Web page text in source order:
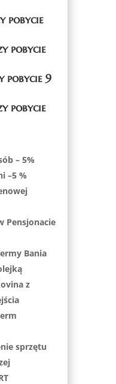
pobycie
pobycie
pobycie 9
pobycie
– 5%
–5 %
Pensjonacie
Bania
z
sprzętu